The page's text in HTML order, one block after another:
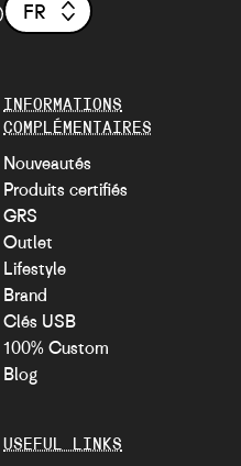
INFORMATIONS
COMPLÉMENTAIRES
Nouveautés
Produits certifiés
GRS
Outlet
Lifestyle
Brand
Clés USB
100% Custom
Blog
USEFUL LINKS
FR